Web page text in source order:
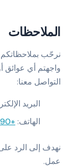
الملاحظات
نرحّب بملاحظاتكم
واجهتم أي عوائق
التواصل معنا:
البريد
الهاتف:
+90 216 225 6500
عمل.